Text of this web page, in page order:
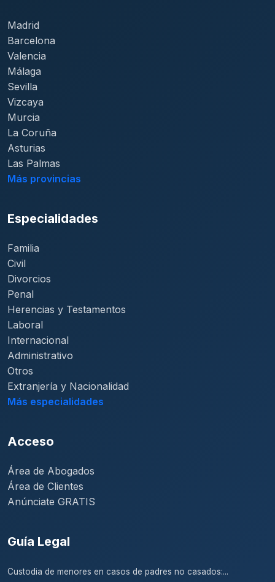
Madrid
Barcelona
Valencia
Málaga
Sevilla
Vizcaya
Murcia
La Coruña
Asturias
Las Palmas
Más provincias
Especialidades
Familia
Civil
Divorcios
Penal
Herencias y Testamentos
Laboral
Internacional
Administrativo
Otros
Extranjería y Nacionalidad
Más especialidades
Acceso
Área de Abogados
Área de Clientes
Anúnciate GRATIS
Guía Legal
Custodia de menores en casos de padres no casados:...